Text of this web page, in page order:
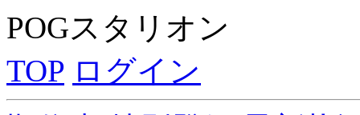
POGスタリオン
TOP ログイン